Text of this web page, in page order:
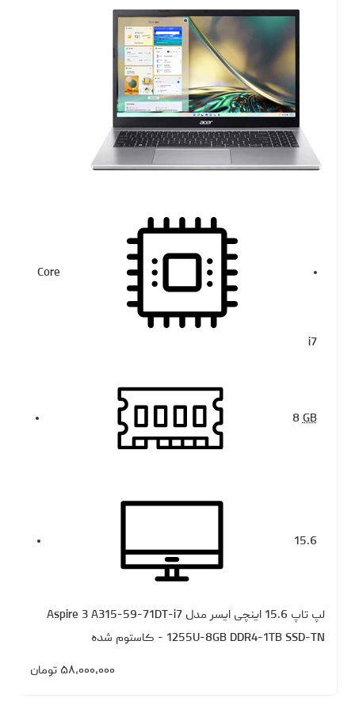
Core
i7
8GB
15.6
لپ تاپ 15.6 اینچی ایسر مدل Aspire 3 A315-59-71DT-i7
1255U-8GB DDR4-1TB SSD-TN - کاستوم شده
۵۸،۰۰۰،۰۰۰ تومان